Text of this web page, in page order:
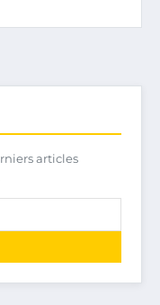
articles